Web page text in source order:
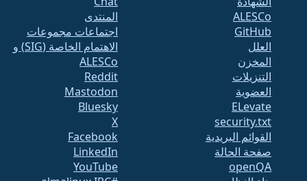
ALESCo
GitHub
العلل
المخزن
التنزيلات
العضوية
ELevate
security.txt
القوائم البريدية
صفحة الحالة
openQA
المنتدى
اجتماعات مجموعات
الاهتمام الخاصة (SIG) و
ALESCo
Reddit
Mastodon
Bluesky
X
Facebook
LinkedIn
YouTube